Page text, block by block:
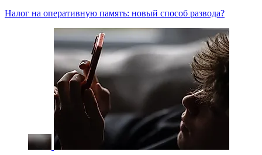
Налог на оперативную память: новый способ развода?